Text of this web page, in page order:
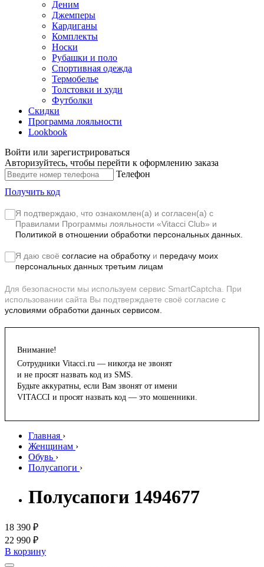
Деним
Джемперы
Кардиганы
Комплекты
Носки
Рубашки и поло
Спортивная одежда
Термобелье
Толстовки и худи
Футболки
Скидки
Программа лояльности
Lookbook
Войти или зарегистрироваться
Авторизуйтесь, чтобы перейти к оформлению заказа
Телефон
Получить код
Я подтверждаю, что ознакомлен(а) и согласен(а) с
Правилами Программы лояльности «Vitacci Club» и
Политикой в отношении обработки персональных данных.
Я даю своё согласие на обработку и передачу моих
персональных данных третьим лицам
Для безопасности мы используем сервис SmartCaptcha. При
использовании сайта Вы подтверждаете своё согласие с
условиями обработки данных сервисом.
Внимание!
Сотрудники Vitacci.ru — никогда не звонят
и не просят назвать код из SMS.
Будьте аккуратны, если Вам звонят от имени
VITACCI и просят назвать код — это мошенники.
Главная ›
Женщинам ›
Обувь ›
Полусапоги ›
Полусапоги 1494677
18 390 ₽
22 990 ₽
В корзину